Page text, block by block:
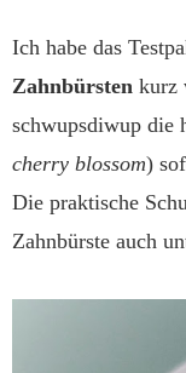
Ich habe das
Zahnbürsten kurz
schwupsdiwup die
cherry blossom)
Die praktische
Zahnbürste auch